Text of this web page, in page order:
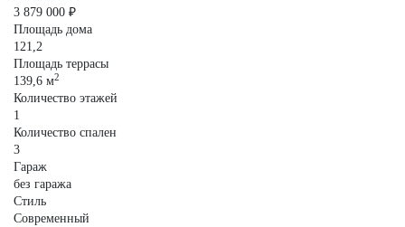
3 879 000 ₽
Площадь дома
121,2
Площадь террасы
139,6 м2
Количество этажей
1
Количество спален
3
Гараж
без гаража
Стиль
Современный